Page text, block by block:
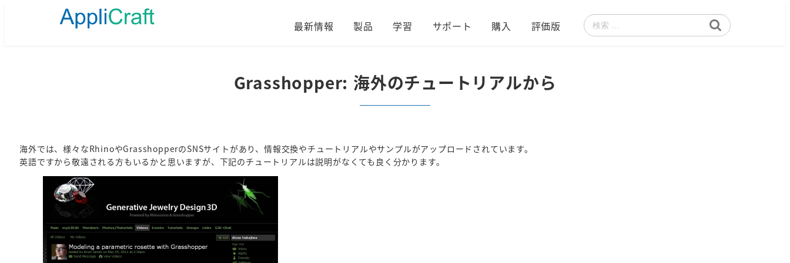
最新情報 製品 学習 サポート 購入 評価版
検
Grasshopper: 海外のチュートリアルから
海外では、様々なRhinoやGrasshopperのSNSサイトがあり、情報交換やチュートリアルやサンプルがアップロードされています。
英語ですから敬遠される方もいるかと思いますが、下記のチュートリアルは説明がなくても良く分かります。